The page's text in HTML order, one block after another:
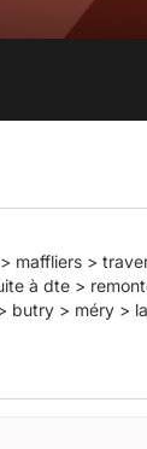
>
à dte >